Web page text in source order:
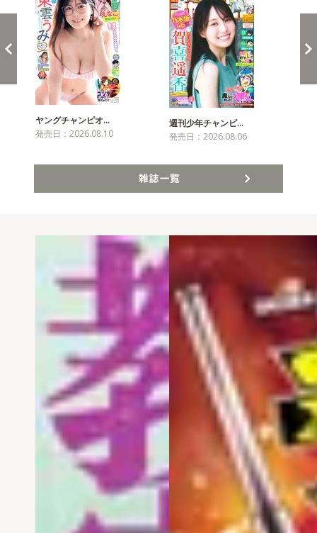
ヤングチャンピオ…
発売日：2026.08.10
週刊少年チャンピ…
発売日：2026.08.06